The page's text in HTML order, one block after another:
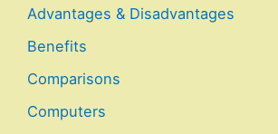
Advantages & Disadvantages
Benefits
Comparisons
Computers